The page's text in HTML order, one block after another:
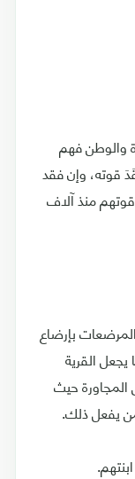
والوطن فهم
قوته، وإن فقد
منذ آلاف
بإرضاع
القرية
المجاورة حيث
يفعل ذلك.